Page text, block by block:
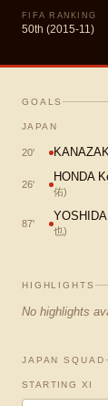
FIFA RANKING
50th (2015-11)
GOALS
JAPAN
20'
26'
HONDA
佑)
87'
也)
HIGHLIGHTS
No highlights
JAPAN SQUAD
STARTING XI